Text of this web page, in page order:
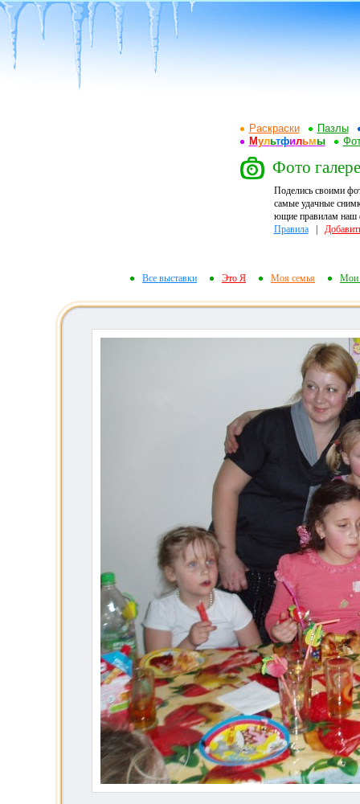
Раскраски
Пазлы
Мультфильмы
Фото
Поделись своими
самые удачные
ющие правилам наш
Правила|
Все выставки Это Я Моя семья Мои